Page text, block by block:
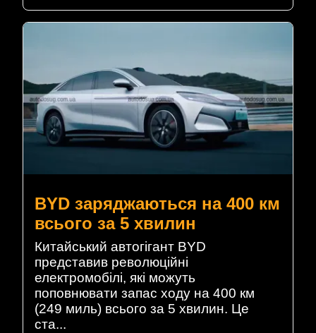
BYD заряджаються на 400 км
всього за 5 хвилин
Китайський автогігант BYD
представив революційні
електромобілі, які можуть
поповнювати запас ходу на 400 км
(249 миль) всього за 5 хвилин. Це
ста...